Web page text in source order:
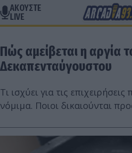
ΑΚΟΥΣΤΕ
LIVE
Πώς αμείβεται η αργία
Δεκαπενταύγουστου
Τι ισχύει για τις
νόμιμα. Ποιοι δικαιούνται